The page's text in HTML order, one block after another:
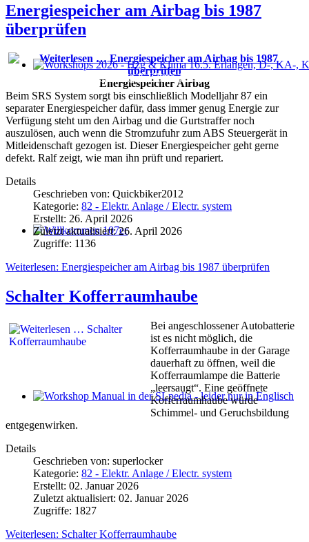
Workshops 2026 - Hzg & Klima 16.5. Erlangen, D-, KA-,
Willkommen 107er
Workshop Manual in der SLpedia - leider nur in Englisch
Energiespeicher am Airbag bis 1987
überprüfen
Energiespeicher Airbag
Beim SRS System sorgt bis einschließlich Modelljahr 87 ein
separater Energiespeicher dafür, dass immer genug Energie zur
Verfügung steht um den Airbag und die Gurtstraffer noch
auszulösen, auch wenn die Stromzufuhr zum ABS Steuergerät in
Mitleidenschaft gezogen ist. Dieser Energiespeicher geht gerne
defekt. Ralf zeigt, wie man ihn prüft und repariert.
Details
Geschrieben von: Quickbiker2012
Kategorie: 82 - Elektr. Anlage / Electr. system
Erstellt: 26. April 2026
Zuletzt aktualisiert: 26. April 2026
Zugriffe: 1136
Weiterlesen: Energiespeicher am Airbag bis 1987 überprüfen
Schalter Kofferraumhaube
Bei angeschlossener Autobatterie
ist es nicht möglich, die
Kofferraumhaube in der Garage
dauerhaft zu öffnen, weil die
Kofferraumlampe die Batterie
„leersaugt“. Eine geöffnete
Kofferraumhaube würde
Schimmel- und Geruchsbildung
entgegenwirken.
Details
Geschrieben von: superlocker
Kategorie: 82 - Elektr. Anlage / Electr. system
Erstellt: 02. Januar 2026
Zuletzt aktualisiert: 02. Januar 2026
Zugriffe: 1827
Weiterlesen: Schalter Kofferraumhaube